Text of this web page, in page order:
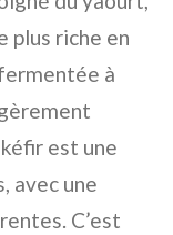
plus riche en
à
est une
avec une
C’est